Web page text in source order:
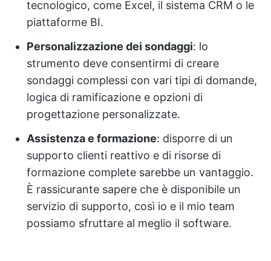
tecnologico, come Excel, il sistema CRM o le
piattaforme BI.
Personalizzazione dei sondaggi: lo
strumento deve consentirmi di creare
sondaggi complessi con vari tipi di domande,
logica di ramificazione e opzioni di
progettazione personalizzate.
Assistenza e formazione: disporre di un
supporto clienti reattivo e di risorse di
formazione complete sarebbe un vantaggio.
È rassicurante sapere che è disponibile un
servizio di supporto, così io e il mio team
possiamo sfruttare al meglio il software.